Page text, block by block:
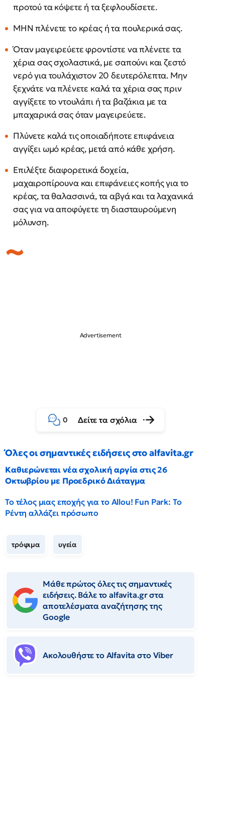
προτού τα κόψετε ή τα ξεφλουδίσετε.
ΜΗΝ πλένετε το κρέας ή τα πουλερικά σας.
Όταν μαγειρεύετε φροντίστε να πλένετε τα
χέρια σας σχολαστικά, με σαπούνι και ζεστό
νερό για τουλάχιστον 20 δευτερόλεπτα. Μην
ξεχνάτε να πλένετε καλά τα χέρια σας πριν
αγγίξετε το ντουλάπι ή τα βαζάκια με τα
μπαχαρικά σας όταν μαγειρεύετε.
Πλύνετε καλά τις οποιαδήποτε επιφάνεια
αγγίξει ωμό κρέας, μετά από κάθε χρήση.
Επιλέξτε διαφορετικά δοχεία,
μαχαιροπίρουνα και επιφάνειες κοπής για το
κρέας, τα θαλασσινά, τα αβγά και τα λαχανικά
σας για να αποφύγετε τη διασταυρούμενη
μόλυνση.
0 Δείτε τα σχόλια
Όλες οι σημαντικές ειδήσεις στο alfavita.gr
Καθιερώνεται νέα σχολική αργία στις 26
Οκτωβρίου με Προεδρικό Διάταγμα
Το τέλος μιας εποχής για το Allou! Fun Park: Το
Ρέντη αλλάζει πρόσωπο
τρόφιμα υγεία
Μάθε πρώτος όλες τις σημαντικές
ειδήσεις. Βάλε το alfavita.gr στα
αποτελέσματα αναζήτησης της
Google
Ακολουθήστε το Αlfavita στο Viber